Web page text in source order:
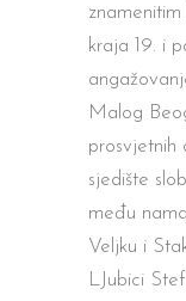
kraja 19. i
Malog
prosvjetnih
sjedište
među
Veljku i
LJubici